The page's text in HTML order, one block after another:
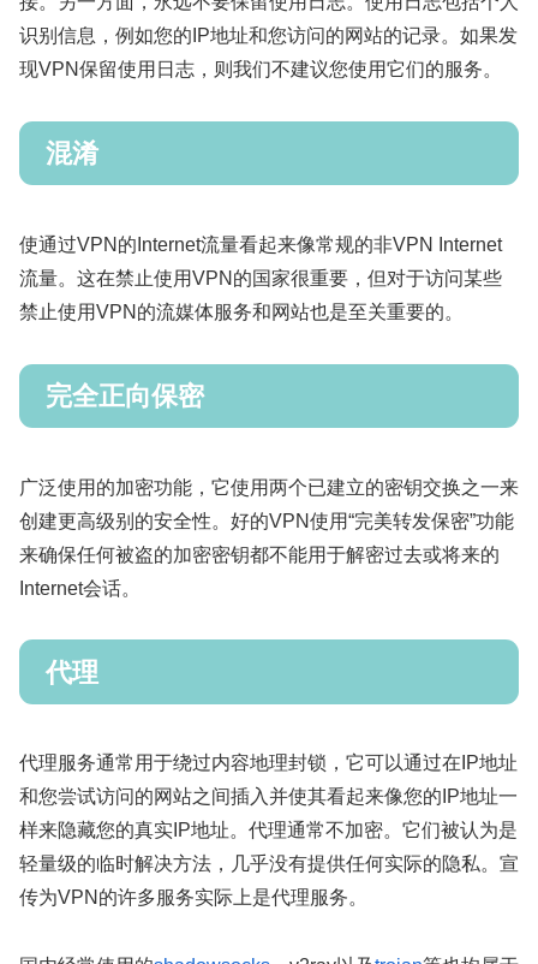
识别信息，例如您的IP地址和您访问的网站的记录。如果发
现VPN保留使用日志，则我们不建议您使用它们的服务。
混淆
使通过VPN的Internet流量看起来像常规的非VPN Internet
流量。这在禁止使用VPN的国家很重要，但对于访问某些
禁止使用VPN的流媒体服务和网站也是至关重要的。
完全正向保密
广泛使用的加密功能，它使用两个已建立的密钥交换之一来
创建更高级别的安全性。好的VPN使用“完美转发保密”功能
来确保任何被盗的加密密钥都不能用于解密过去或将来的
Internet会话。
代理
代理服务通常用于绕过内容地理封锁，它可以通过在IP地址
和您尝试访问的网站之间插入并使其看起来像您的IP地址一
样来隐藏您的真实IP地址。代理通常不加密。它们被认为是
轻量级的临时解决方法，几乎​​没有提供任何实际的隐私。宣
传为VPN的许多服务实际上是代理服务。